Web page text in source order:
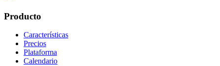
Producto
Características
Precios
Plataforma
Calendario